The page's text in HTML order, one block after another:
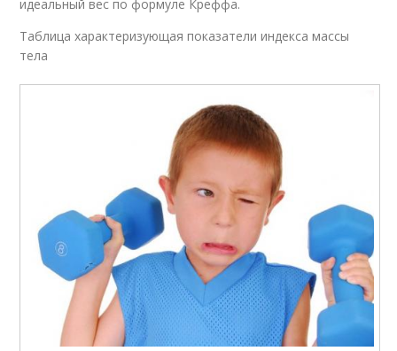
идеальный вес по формуле Креффа.
Таблица характеризующая показатели индекса массы
тела